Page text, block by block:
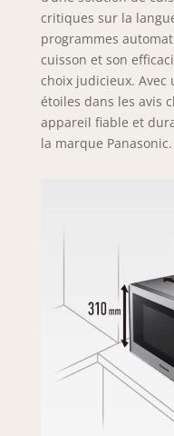
critiques sur la
programmes
cuisson et son
choix judicieux. Avec
étoiles dans les avis
appareil fiable et
la marque Panasonic.